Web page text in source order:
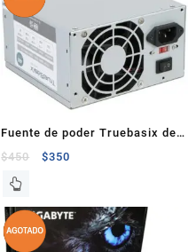
Fuente de poder Truebasix de
480W
$450 $350